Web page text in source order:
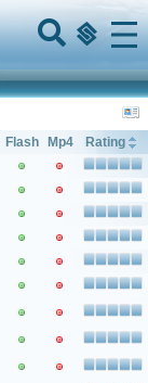
Menu
Flash Mp4
Rating